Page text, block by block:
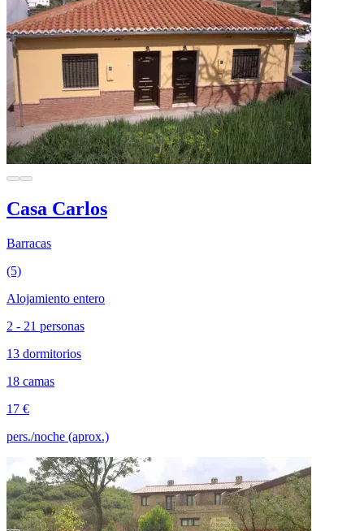
Casa Carlos
Barracas
(5)
Alojamiento entero
2 - 21 personas
13 dormitorios
18 camas
17 €
pers./noche (aprox.)